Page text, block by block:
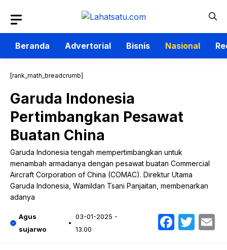
isi
Beranda
Advertorial Bisnis Nasional
[rank_math_breadcrumb]
Garuda Indonesia
Pertimbangkan Pesawat
Buatan China
Garuda Indonesia tengah mempertimbangkan untuk
menambah armadanya dengan pesawat buatan Commercial
Aircraft Corporation of China (COMAC). Direktur Utama
Garuda Indonesia, Wamildan Tsani Panjaitan, membenarkan
adanya
Agus
sujarwo
03-01-2025 -
13.00